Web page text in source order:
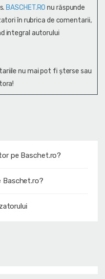
pe Baschet.ro?
Baschet.ro?
BASCHET.RO nu răspunde
în rubrica de comentarii,
integral autorului
nu mai pot fi șterse sau